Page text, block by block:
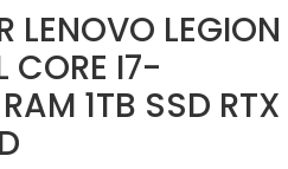
LENOVO LEGION
CORE I7-
1TB SSD RTX